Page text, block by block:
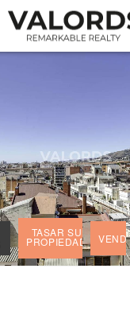
TASAR SU
PROPIEDAD